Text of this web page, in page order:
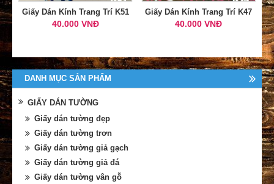
Giấy Dán Kính Trang Trí K51
40.000 VNĐ
Giấy Dán Kính Trang Trí K47
40.000 VNĐ
DANH MỤC SẢN PHẨM
GIẤY DÁN TƯỜNG
Giấy dán tường đẹp
Giấy dán tường trơn
Giấy dán tường giả gạch
Giấy dán tường giả đá
Giấy dán tường vân gỗ